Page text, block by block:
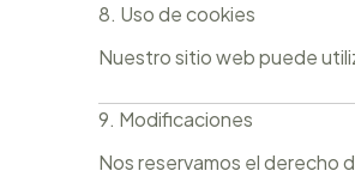
8. Uso de cookies
Nuestro sitio web puede
9. Modificaciones
Nos reservamos el derecho